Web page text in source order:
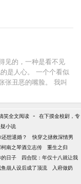
见的，一种是看不见
是人心。 一个个看似
张丑恶的嘴脸。 我叫
前配合地方警方侦
云中了一种南洋降头
起凶杀案再次出现了
虚构，请勿对号入
模仿。
笑全文阅读 - 在下摸金校尉，专
小说
想退婚？
快穿之拯救深情男
南之琴酒立志传
重生之归
日子
四合院：年仅十八就让我
鱼崩人设后成了顶流
入府做奶